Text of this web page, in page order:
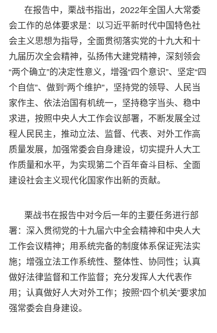
在报告中，栗战书指出，2022年全国人大常委
会工作的总体要求是：以习近平新时代中国特色社
会主义思想为指导，全面贯彻落实党的十九大和十
九届历次全会精神，弘扬伟大建党精神，深刻领会
“两个确立”的决定性意义，增强“四个意识”、坚定“四
个自信”、做到“两个维护”，坚持党的领导、人民当
家作主、依法治国有机统一，坚持稳字当头、稳中
求进，按照中央人大工作会议部署，不断发展全过
程人民民主，推动立法、监督、代表、对外工作高
质量发展，加强常委会自身建设，切实提升人大工
作质量和水平，为实现第二个百年奋斗目标、全面
建设社会主义现代化国家作出新的贡献。
栗战书在报告中对今后一年的主要任务进行部
署：深入贯彻党的十九届六中全会精神和中央人大
工作会议精神；用系统完备的制度体系保证宪法实
施；增强立法工作系统性、整体性、协同性；认真
做好法律监督和工作监督；充分发挥人大代表作
用；认真做好人大对外工作；按照“四个机关”要求加
强常委会自身建设。